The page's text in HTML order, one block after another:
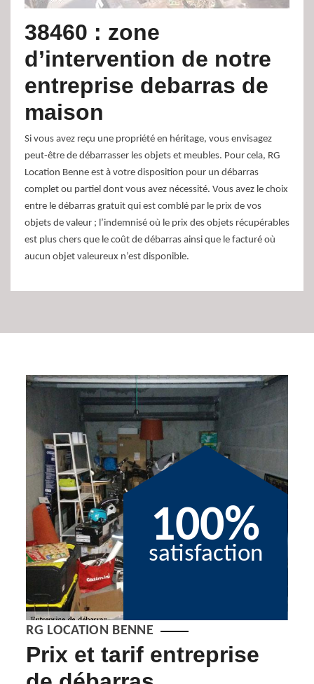
38460 : zone
d’intervention de notre
entreprise debarras de
maison
Si vous avez reçu une propriété en héritage, vous envisagez
peut-être de débarrasser les objets et meubles. Pour cela, RG
Location Benne est à votre disposition pour un débarras
complet ou partiel dont vous avez nécessité. Vous avez le choix
entre le débarras gratuit qui est comblé par le prix de vos
objets de valeur ; l’indemnisé où le prix des objets récupérables
est plus chers que le coût de débarras ainsi que le facturé où
aucun objet valeureux n’est disponible.
100%
satisfaction
RG LOCATION BENNE
Prix et tarif entreprise